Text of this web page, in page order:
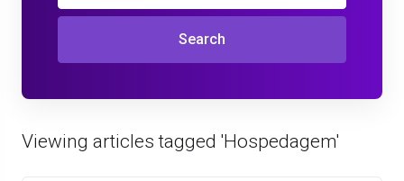
Search
Viewing articles tagged 'Hospedagem'